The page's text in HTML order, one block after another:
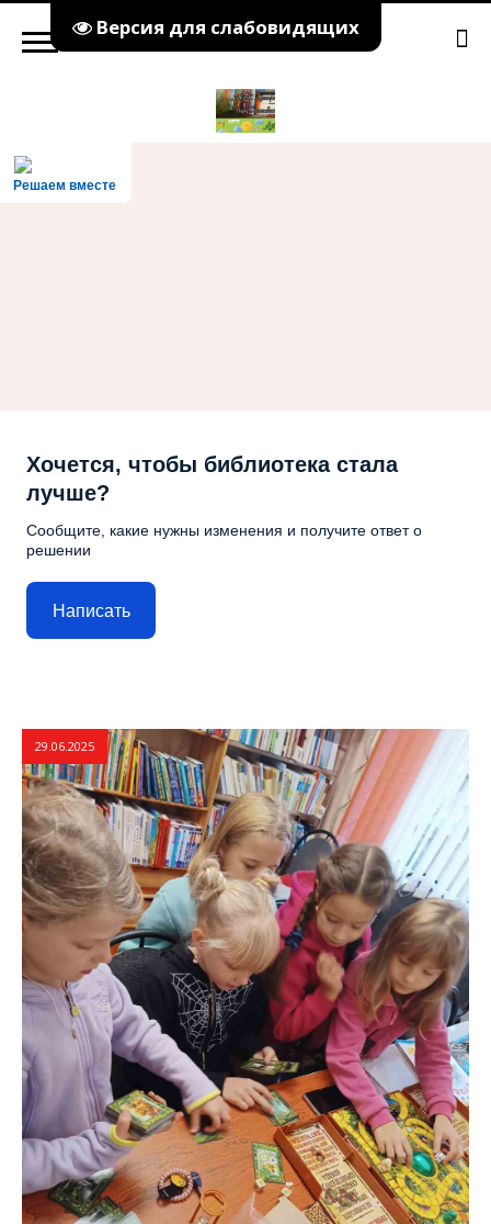
Версия для слабовидящих
Решаем вместе
Хочется, чтобы библиотека стала
лучше?
Сообщите, какие нужны изменения и получите ответ о
решении
Написать
29.06.2025